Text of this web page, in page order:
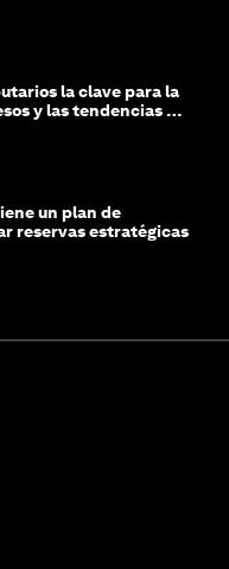
la clave para la
y las tendencias de
un plan de
reservas estratégicas